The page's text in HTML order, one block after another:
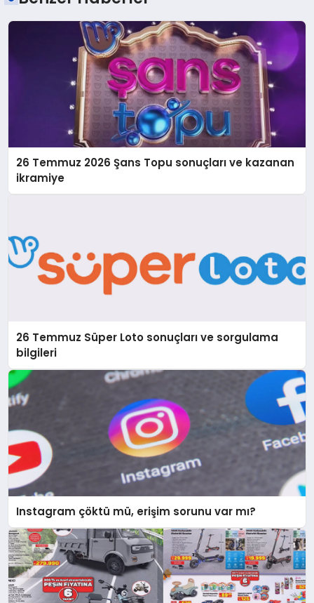
26 Temmuz 2026 Şans Topu sonuçları ve kazanan
ikramiye
26 Temmuz Süper Loto sonuçları ve sorgulama
bilgileri
Instagram çöktü mü, erişim sorunu var mı?